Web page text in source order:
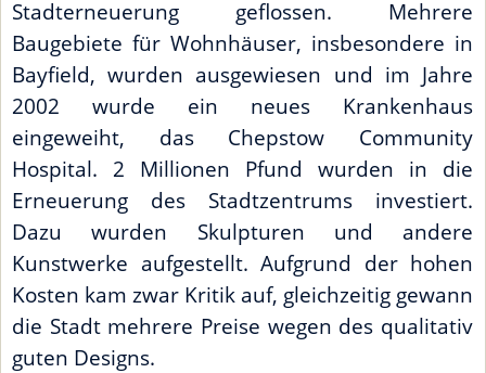
Stadterneuerung geflossen. Mehrere
Baugebiete für Wohnhäuser, insbesondere in
Bayfield, wurden ausgewiesen und im Jahre
2002 wurde ein neues Krankenhaus
eingeweiht, das Chepstow Community
Hospital. 2 Millionen Pfund wurden in die
Erneuerung des Stadtzentrums investiert.
Dazu wurden Skulpturen und andere
Kunstwerke aufgestellt. Aufgrund der hohen
Kosten kam zwar Kritik auf, gleichzeitig gewann
die Stadt mehrere Preise wegen des qualitativ
guten Designs.